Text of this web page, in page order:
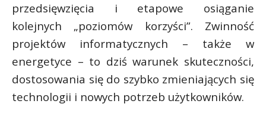
przedsięwzięcia i etapowe osiąganie
kolejnych „poziomów korzyści”. Zwinność
projektów informatycznych – także w
energetyce – to dziś warunek skuteczności,
dostosowania się do szybko zmieniających się
technologii i nowych potrzeb użytkowników.